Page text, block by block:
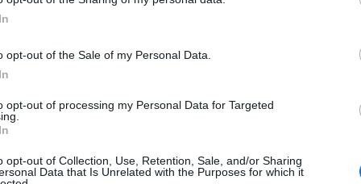
opt-out of the Sale of my Personal Data.
opt-out of processing my Personal Data for Targeted
opt-out of Collection, Use, Retention, Sale, and/or Sharing
Data that Is Unrelated with the Purposes for which it